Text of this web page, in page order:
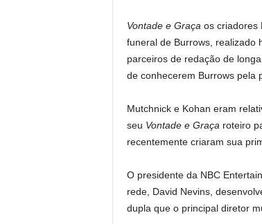
Vontade e Graça os criadores
funeral de Burrows, realizado
parceiros de redação de
de conhecerem Burrows pela
Mutchnick e Kohan eram
seu Vontade e Graça roteiro
recentemente criaram sua
O presidente da NBC
rede, David Nevins,
dupla que o principal diretor